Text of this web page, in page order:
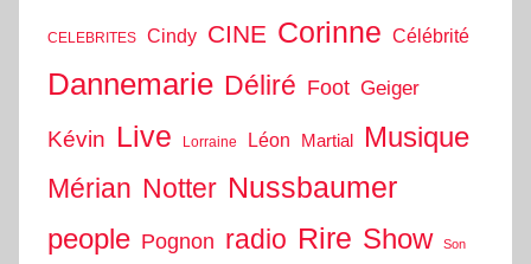
CELEBRITES Cindy CINE Corinne Célébrité
Dannemarie Déliré Foot Geiger
Kévin Live Lorraine Léon Martial
Musique
Mérian Notter Nussbaumer
people Pognon radio Rire Show Son